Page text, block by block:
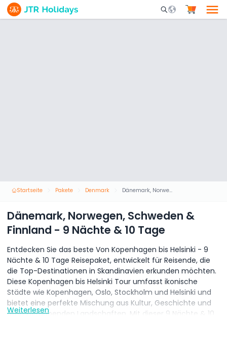
Mobile Search
Startseite Pakete Denmark Dänemark, Norwegen, Schweden & Finnland - 9 Nächte & 10 Tage
Dänemark, Norwegen, Schweden &
Finnland - 9 Nächte & 10 Tage
Entdecken Sie das beste Von Kopenhagen bis Helsinki - 9
Nächte & 10 Tage Reisepaket, entwickelt für Reisende, die
die Top-Destinationen in Skandinavien erkunden möchten.
Diese Kopenhagen bis Helsinki Tour umfasst ikonische
Städte wie Kopenhagen, Oslo, Stockholm und Helsinki und
bietet eine perfekte Mischung aus Kultur, Geschichte und
atemberaubenden Landschaften. Mit dieser 9 Nächte & 10
Weiterlesen